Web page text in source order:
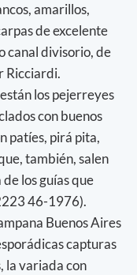
amarillos,
de excelente
canal divisorio, de
Ricciardi.
los pejerreyes
con buenos
patíes, pirá pita,
también, salen
los guías que
46-1976).
Buenos Aires
capturas
la variada con